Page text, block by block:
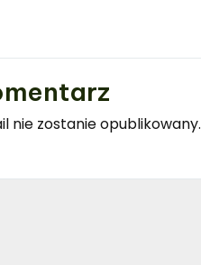
nie zostanie opublikowany.